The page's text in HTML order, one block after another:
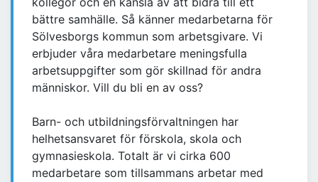
bättre samhälle. Så känner medarbetarna för
Sölvesborgs kommun som arbetsgivare. Vi
erbjuder våra medarbetare meningsfulla
arbetsuppgifter som gör skillnad för andra
människor. Vill du bli en av oss?
Barn- och utbildningsförvaltningen har
helhetsansvaret för förskola, skola och
gymnasieskola. Totalt är vi cirka 600
medarbetare som tillsammans arbetar med